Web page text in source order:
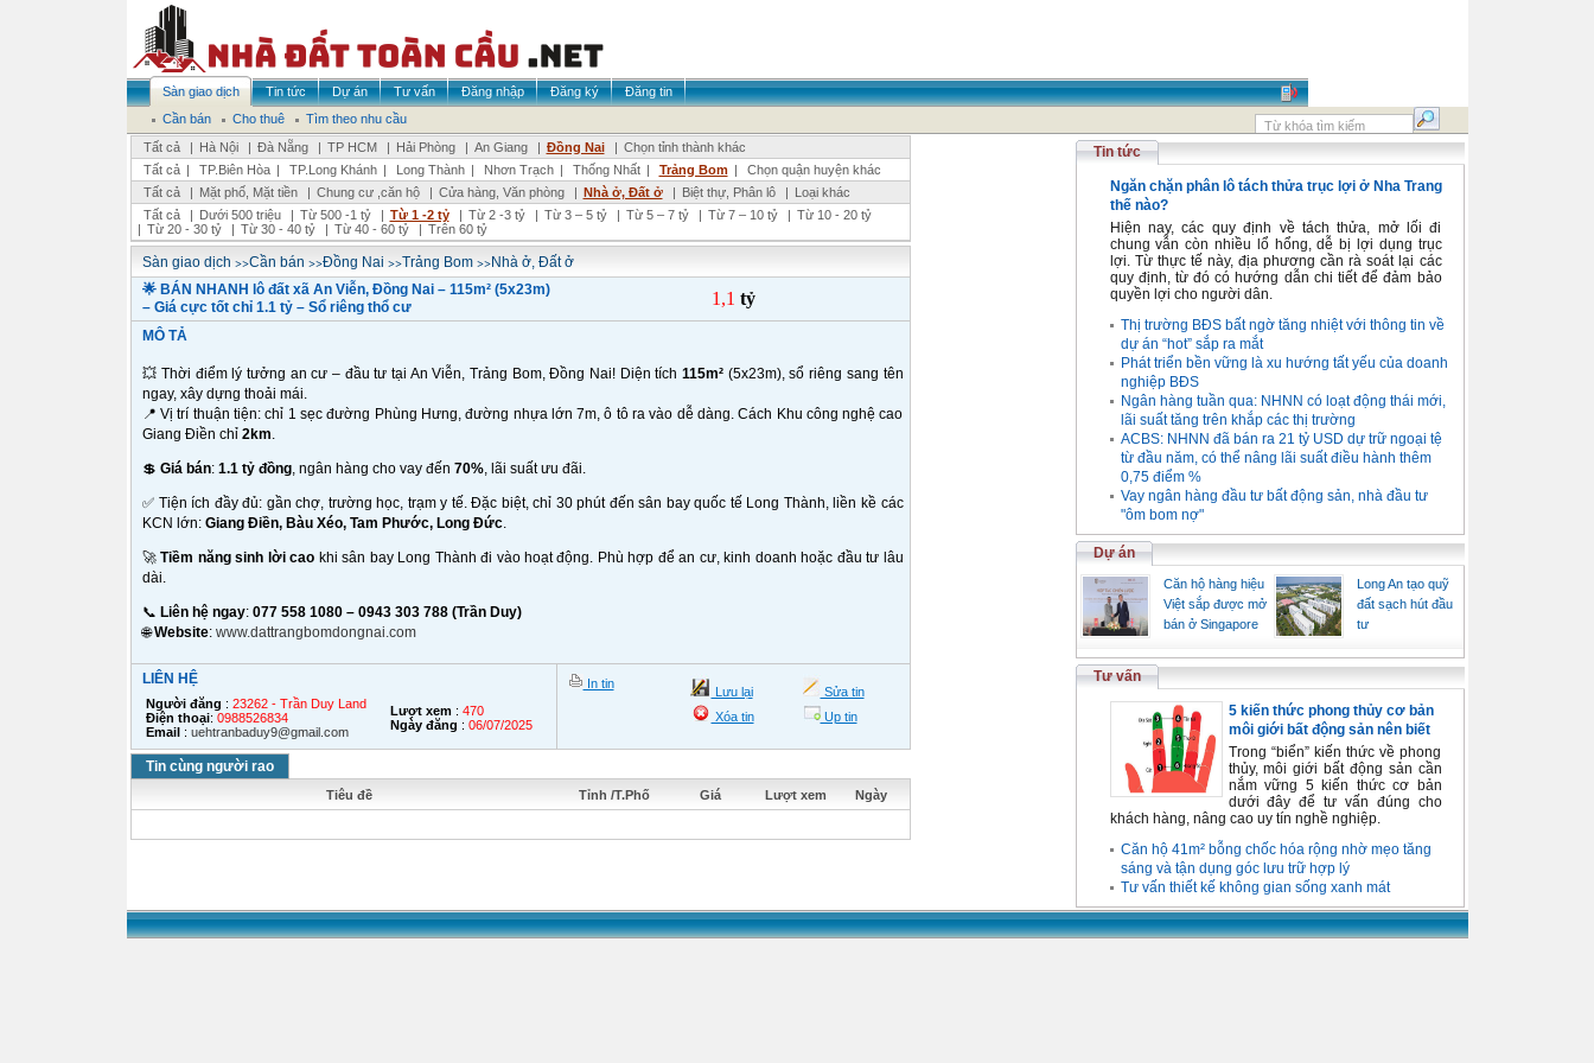
Sàn giao dịch Tin tức Dự án Tư vấn Đăng nhập Đăng ký
Đăng tin
Cần bán
Cho thuê
Tìm theo nhu cầu
Tất cả
| Hà Nội | Đà Nẵng | TP HCM | Hải Phòng | An Giang | Đồng Nai | Chọn tỉnh thành khác
Tất cả | TP.Biên Hòa | TP.Long Khánh | Long Thành | Nhơn Trạch | Thống Nhất | Trảng Bom |
Chọn quận huyện khác
Tất cả
| Mặt phố, Mặt tiền | Chung cư ,căn hộ | Cửa hàng, Văn phòng | Nhà ở, Đất ở | Biệt thự, Phân lô | Loại khác
Tất cả
| Dưới 500 triệu | Từ 500 -1 tỷ | Từ 1 -2 tỷ | Từ 2 -3 tỷ | Từ 3 – 5 tỷ | Từ 5 – 7 tỷ | Từ 7 – 10 tỷ | Từ 10 - 20 tỷ
| Từ 20 - 30 tỷ | Từ 30 - 40 tỷ | Từ 40 - 60 tỷ | Trên 60 tỷ
Sàn giao dịch >>Cần bán >>Đồng Nai >>Trảng Bom>>Nhà ở, Đất ở
🌟 BÁN NHANH lô đất xã An Viễn, Đồng Nai – 115m² (5x23m)
– Giá cực tốt chỉ 1.1 tỷ – Sổ riêng thổ cư
1,1 tỷ
MÔ TẢ
💥 Thời điểm lý tưởng an cư – đầu tư tại An Viễn, Trảng Bom, Đồng Nai! Diện tích115m² (5x23m), sổ riêng sang tên
ngay, xây dựng thoải mái.
📍 Vị trí thuận tiện: chỉ 1 sẹc đường Phùng Hưng, đường nhựa lớn 7m, ô tô ra vào dễ dàng. Cách Khu công nghệ cao
Giang Điền chỉ 2km.
💲 Giá bán: 1.1 tỷ đồng, ngân hàng cho vay đến 70%, lãi suất ưu đãi.
✅ Tiện ích đầy đủ: gần chợ, trường học, trạm y tế. Đặc biệt, chỉ 30 phút đến sân bay quốc tế Long Thành, liền kề các
KCN lớn: Giang Điền, Bàu Xéo, Tam Phước, Long Đức.
🚀Tiềm năng sinh lời cao khi sân bay Long Thành đi vào hoạt động. Phù hợp để an cư, kinh doanh hoặc đầu tư lâu
dài.
📞 Liên hệ ngay: 077 558 1080 – 0943 303 788 (Trần Duy)
🌐Website: www.dattrangbomdongnai.com
LIÊN HỆ
Người đăng : 23262 - Trần Duy Land
Điện thoại: 0988526834
Email: uehtranbaduy9@gmail.com
Lượt xem: 470
Ngày đăng : 06/07/2025
In tin
Lưu lại
Sửa tin
Xóa tin
Up tin
Tin cùng người rao
Tiêu đề Tỉnh /T.Phố Giá Lượt xem Ngày
Tin tức
Ngăn chặn phân lô tách thửa trục lợi ở Nha Trang
thế nào?
Hiện nay, các quy định về tách thửa, mở lối đi
chung vẫn còn nhiều lổ hổng, dễ bị lợi dụng trục
lợi. Từ thực tế này, địa phương cần rà soát lại các
quy định, từ đó có hướng dẫn chi tiết để đảm bảo
quyền lợi cho người dân.
Thị trường BĐS bất ngờ tăng nhiệt với thông tin về
dự án “hot” sắp ra mắt
Phát triển bền vững là xu hướng tất yếu của doanh
nghiệp BĐS
Ngân hàng tuần qua: NHNN có loạt động thái mới,
lãi suất tăng trên khắp các thị trường
ACBS: NHNN đã bán ra 21 tỷ USD dự trữ ngoại tệ
từ đầu năm, có thể nâng lãi suất điều hành thêm
0,75 điểm %
Vay ngân hàng đầu tư bất động sản, nhà đầu tư
"ôm bom nợ"
Dự án
Căn hộ hàng hiệu
Việt sắp được mở
bán ở Singapore
Long An tạo quỹ
đất sạch hút đầu
tư
Tư vấn
5 kiến thức phong thủy cơ bản
môi giới bất động sản nên biết
Trong “biển” kiến thức về phong
thủy, môi giới bất động sản cần
nắm vững 5 kiến thức cơ bản
dưới đây để tư vấn đúng cho
khách hàng, nâng cao uy tín nghề nghiệp.
Căn hộ 41m² bỗng chốc hóa rộng nhờ mẹo tăng
sáng và tận dụng góc lưu trữ hợp lý
Tư vấn thiết kế không gian sống xanh mát